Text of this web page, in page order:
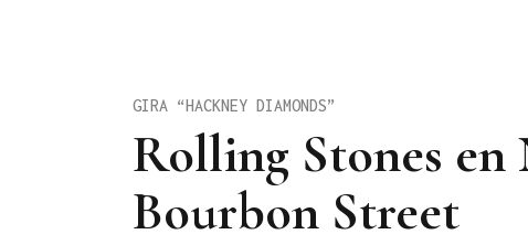
Rolling Stones en
Bourbon Street
GIRA “HACKNEY DIAMONDS”